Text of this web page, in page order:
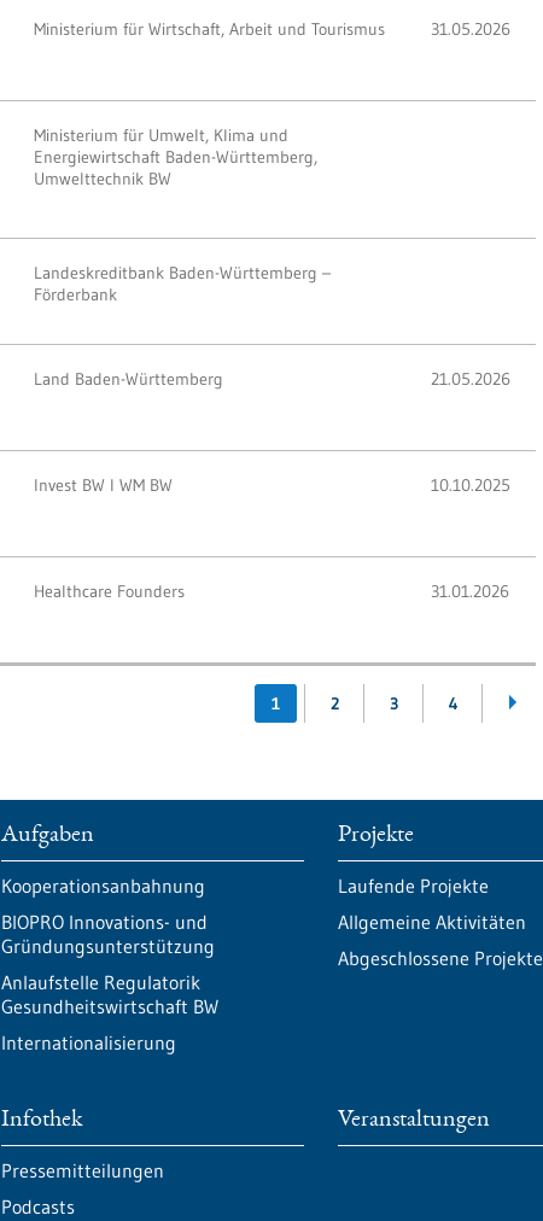
Ministerium für Wirtschaft, Arbeit und Tourismus 31.05.2026
Ministerium für Umwelt, Klima und
Energiewirtschaft Baden-Württemberg,
Umwelttechnik BW
Landeskreditbank Baden-Württemberg –
Förderbank
Land Baden-Württemberg 21.05.2026
Invest BW I WM BW 10.10.2025
Healthcare Founders 31.01.2026
1 2 3 4
Aufgaben
Kooperationsanbahnung
BIOPRO Innovations- und
Gründungsunterstützung
Anlaufstelle Regulatorik
Gesundheitswirtschaft BW
Internationalisierung
Projekte
Laufende Projekte
Allgemeine Aktivitäten
Abgeschlossene Projekte
Infothek
Pressemitteilungen
Podcasts
Veranstaltungen